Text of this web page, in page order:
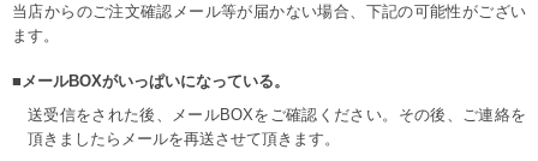
当店からのご注文確認メール等が届かない場合、下記の可能性がござい
ます。
■メールBOXがいっぱいになっている。
送受信をされた後、メールBOXをご確認ください。その後、ご連絡を
頂きましたらメールを再送させて頂きます。